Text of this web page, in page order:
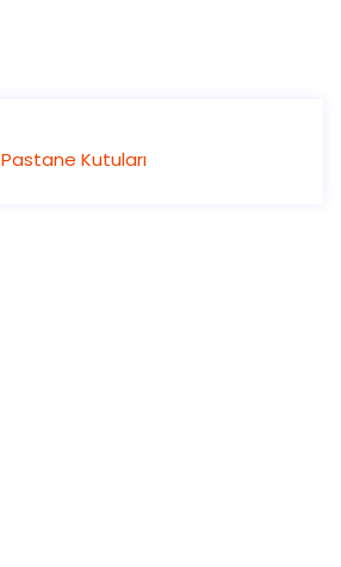
Pastane Kutuları